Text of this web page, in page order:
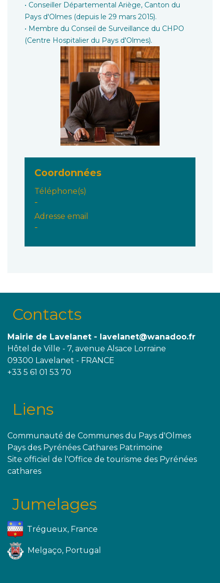
• Conseiller Départemental Ariège, Canton du
Pays d'Olmes (depuis le 29 mars 2015).
• Membre du Conseil de Surveillance du CHPO
(Centre Hospitalier du Pays d'Olmes).
Coordonnées
Téléphone(s)
-
Adresse email
-
Contacts
Mairie de Lavelanet - lavelanet@wanadoo.fr
Hôtel de Ville - 7, avenue Alsace Lorraine
09300 Lavelanet - FRANCE
+33 5 61 01 53 70
Liens
Communauté de Communes du Pays d'Olmes
Pays des Pyrénées Cathares Patrimoine
Site officiel de l'Office de tourisme des Pyrénées
cathares
Jumelages
Trégueux, France
Melgaço, Portugal